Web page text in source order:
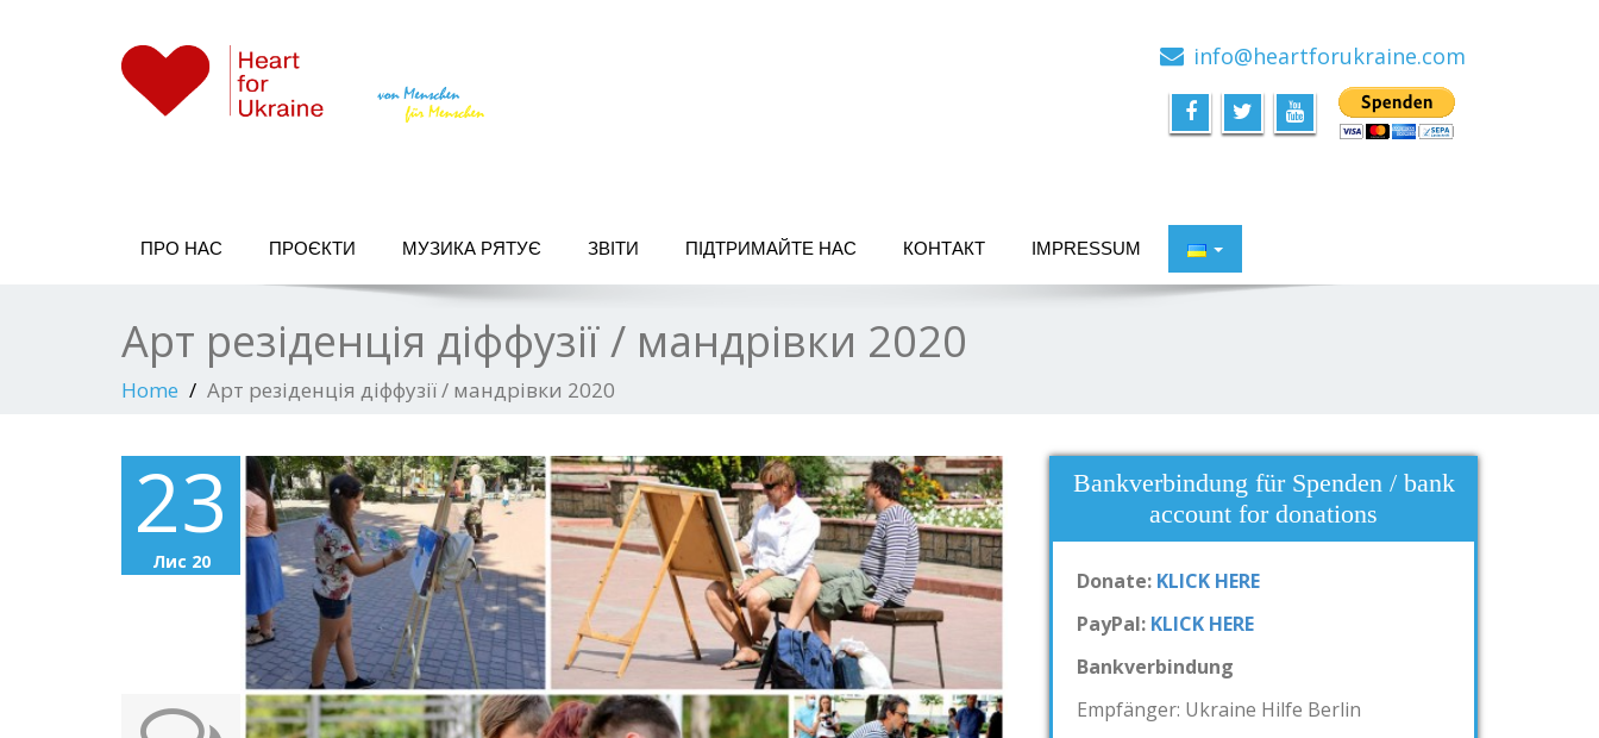
info@heartforukraine.com
ПРО НАС ПРОЄКТИ МУЗИКА РЯТУЄ ЗВІТИ ПІДТРИМAЙТЕ НАС КОНТАКТ IMPRESSUM
Арт резіденція діффузії / мандрівки 2020
Home Арт резіденція діффузії / мандрівки 2020
23
Лис 20
Bankverbindung für Spenden / bank
account for donations
Donate: KLICK HERE
PayPal: KLICK HERE
Bankverbindung
Empfänger: Ukraine Hilfe Berlin